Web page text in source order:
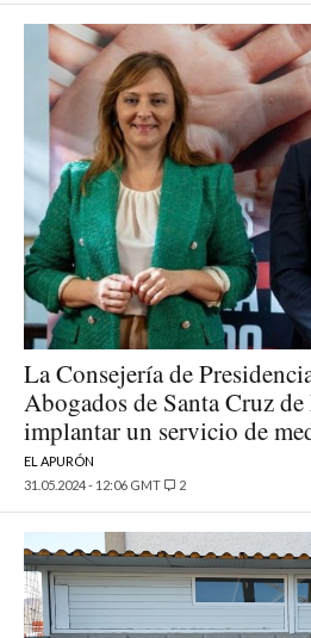
La Consejería de
Abogados de Santa Cruz
implantar un servicio de
EL APURÓN
31.05.2024 - 12:06 GMT
2